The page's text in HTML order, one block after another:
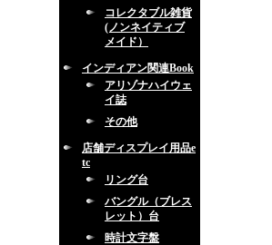
コレクタブル雑貨
(ノンネイティブ
メイド）
インディアン関連Book
アリゾナハイウェ
イ誌
その他
店舗ディスプレイ用品e
tc
リング台
バングル（ブレス
レット）台
時計文字盤